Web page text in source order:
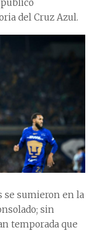
del Cruz Azul.
se sumieron en la
sin
temporada que